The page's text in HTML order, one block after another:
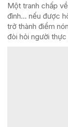
Một tranh chấp
đình... nếu được
trở thành điểm
đòi hỏi người thực